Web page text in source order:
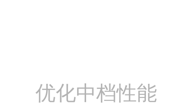
优化中档性能